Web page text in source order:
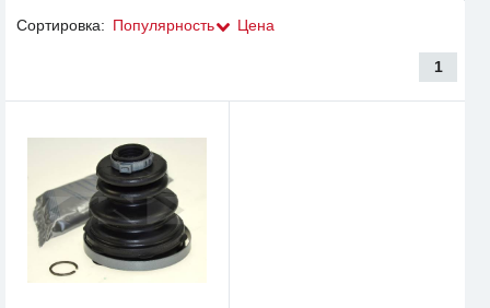
Сортировка: Популярность Цена
1